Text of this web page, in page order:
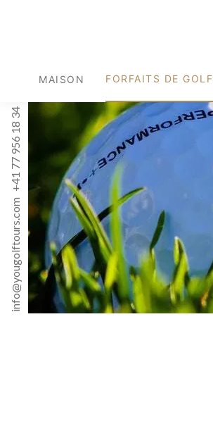
MAISON FORFAITS DE GOLF
info@yougolftours.com
+41 77 956 18 34